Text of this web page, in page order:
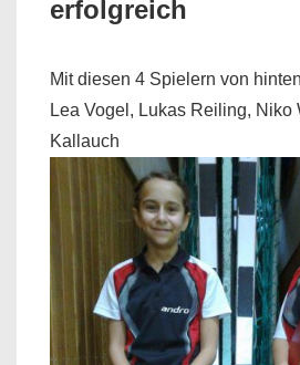
erfolgreich
Mit diesen 4 Spielern von
Lea Vogel, Lukas Reiling, Niko
Kallauch